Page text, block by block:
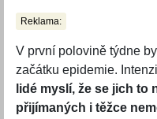
Reklama:
V první polovině týdne
začátku epidemie.
lidé myslí, že se jich
přijímaných i těžce